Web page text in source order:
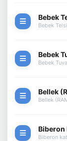
Bebek
Bebek
Bebek
Bebek
Bellek
Bellek
Biberon
Biberon